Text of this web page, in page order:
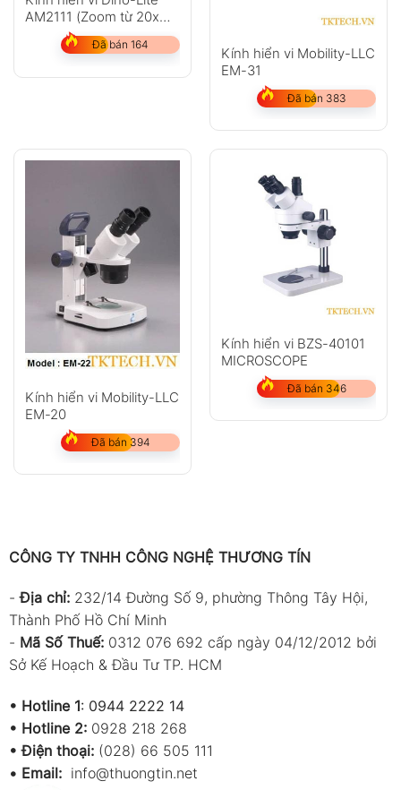
AM2111 (Zoom từ 20x
đến 200x)
Đã bán 164
Kính hiển vi Mobility-LLC
EM-31
Đã bán 383
Kính hiển vi Mobility-LLC
EM-20
Đã bán 394
Kính hiển vi BZS-40101
MICROSCOPE
Đã bán 346
CÔNG TY TNHH CÔNG NGHỆ THƯƠNG TÍN
-Địa chỉ: 232/14 Đường Số 9, phường Thông Tây Hội,
Thành Phố Hồ Chí Minh
- Mã Số Thuế: 0312 076 692 cấp ngày 04/12/2012 bởi
Sở Kế Hoạch & Đầu Tư TP. HCM
• Hotline 1: 0944 2222 14
• Hotline 2: 0928 218 268
• Điện thoại: (028) 66 505 111
• Email: info@thuongtin.net